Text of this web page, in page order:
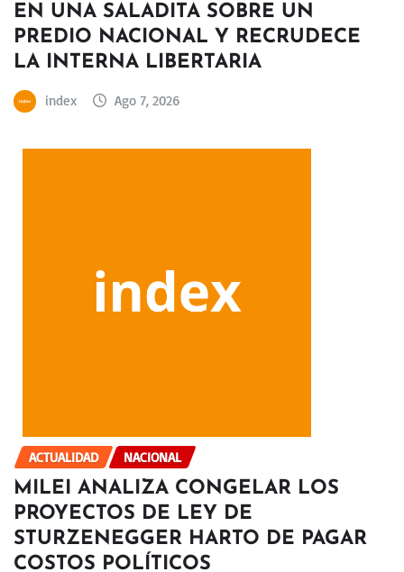
EN UNA SALADITA SOBRE UN
PREDIO NACIONAL Y RECRUDECE
LA INTERNA LIBERTARIA
index Ago 7, 2026
ACTUALIDAD NACIONAL
MILEI ANALIZA CONGELAR LOS
PROYECTOS DE LEY DE
STURZENEGGER HARTO DE PAGAR
COSTOS POLÍTICOS